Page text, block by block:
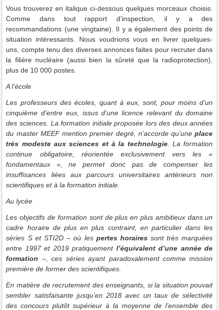
Vous trouverez en italique ci-dessous quelques morceaux choisis.
Comme dans tout rapport d’inspection, il y a des
recommandations (une vingtaine). Il y a également des points de
situation intéressants. Nous voudrions vous en livrer quelques-
uns, compte tenu des diverses annonces faites pour recruter dans
la filière nucléaire (aussi bien la sûreté que la radioprotection),
plus de 10 000 postes
A l’école
Les professeurs des écoles, quant à eux, sont, pour moins d’un
cinquième d’entre eux, issus d’une licence relevant du domaine
des sciences. La formation initiale proposée lors des deux années
du master MEEF mention premier degré, n’accorde qu’uneplace
très modeste aux sciences et à la technologie. La formation
continue obligatoire, réorientée exclusivement vers les «
fondamentaux », ne permet donc pas de compenser les
insuffisances liées aux parcours universitaires antérieurs non
scientifiques et à la formation initiale.
Au lycée
Les objectifs de formation sont de plus en plus ambitieux dans un
cadre horaire de plus en plus contraint, en particulier dans les
séries S et STI2D – où les pertes horairessont très marquées
entre 1997 et 2019 pratiquement l’équivalent d’une année de
formation –, ces séries ayant paradoxalement comme mission
première de former des scientifiques.
En matière de recrutement des enseignants, si la situation pouvait
sembler satisfaisante jusqu’en 2018 avec un taux de sélectivité
des concours plutôt supérieur à la moyenne de l’ensemble des